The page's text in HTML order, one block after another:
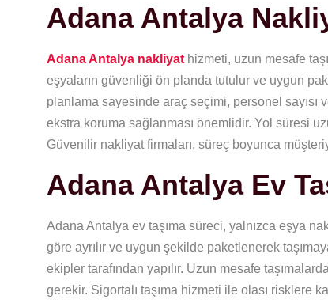
Adana Antalya
Adana Antalya nakliyat hizmeti, uzun mesafe
eşyaların güvenliği ön planda tutulur ve uygun
planlama sayesinde araç seçimi, personel sayısı
ekstra koruma sağlanması önemlidir. Yol süresi
Güvenilir nakliyat firmaları, süreç boyunca
Adana Antalya Ev
Adana Antalya ev taşıma süreci, yalnızca eşya
göre ayrılır ve uygun şekilde paketlenerek
ekipler tarafından yapılır. Uzun mesafe
gerekir. Sigortalı taşıma hizmeti ile olası risklere